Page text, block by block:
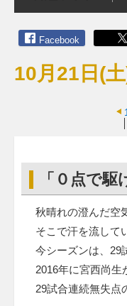
Facebook
10月21日(
「０点で駆
秋晴れの澄んだ空
そこで汗を流して
今シーズンは、29
2016年に宮西尚生
29試合連続無失点